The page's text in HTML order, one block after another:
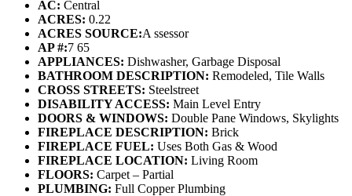
AC: Central
ACRES: 0.22
ACRES SOURCE:A ssessor
AP #:7 65
APPLIANCES: Dishwasher, Garbage Disposal
BATHROOM DESCRIPTION: Remodeled, Tile Walls
CROSS STREETS: Steelstreet
DISABILITY ACCESS: Main Level Entry
DOORS & WINDOWS: Double Pane Windows, Skylights
FIREPLACE DESCRIPTION: Brick
FIREPLACE FUEL: Uses Both Gas & Wood
FIREPLACE LOCATION: Living Room
FLOORS: Carpet – Partial
PLUMBING: Full Copper Plumbing